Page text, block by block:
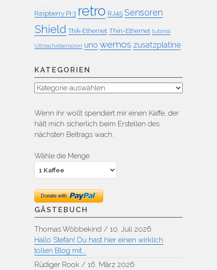
Raspberry PI 3 retro RJ45 Sensoren
Shield Thik-Ethernet Thin-Ethernet tutorial
Ultraschallsensoren uno wemos zusatzplatine
KATEGORIEN
Kategorien
Wenn ihr wollt spendiert mir einen Kaffe, der
hält mich sicherlich beim Erstellen des
nächsten Beitrags wach.
Wähle die Menge
GÄSTEBUCH
Thomas Wöbbekind / 10. Juli 2026
Hallo Stefan! Du hast hier einen wirklich
tollen Blog mit...
Rüdiger Rook / 16. März 2026